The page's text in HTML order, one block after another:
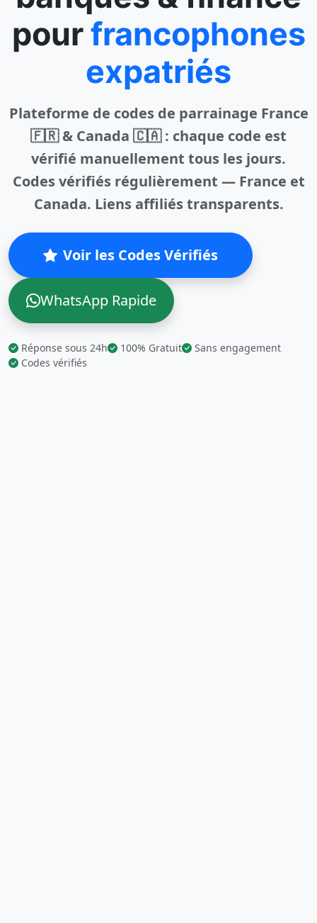
pourfrancophones
expatriés
Plateforme de codes de parrainage France
🇫🇷 & Canada 🇨🇦: chaque code est
vérifié manuellement tous les jours.
Codes vérifiés régulièrement — France et
Canada. Liens affiliés transparents.
Voir les Codes Vérifiés
WhatsApp Rapide
Réponse sous 24h 100% Gratuit
Sans engagement
Codes vérifiés